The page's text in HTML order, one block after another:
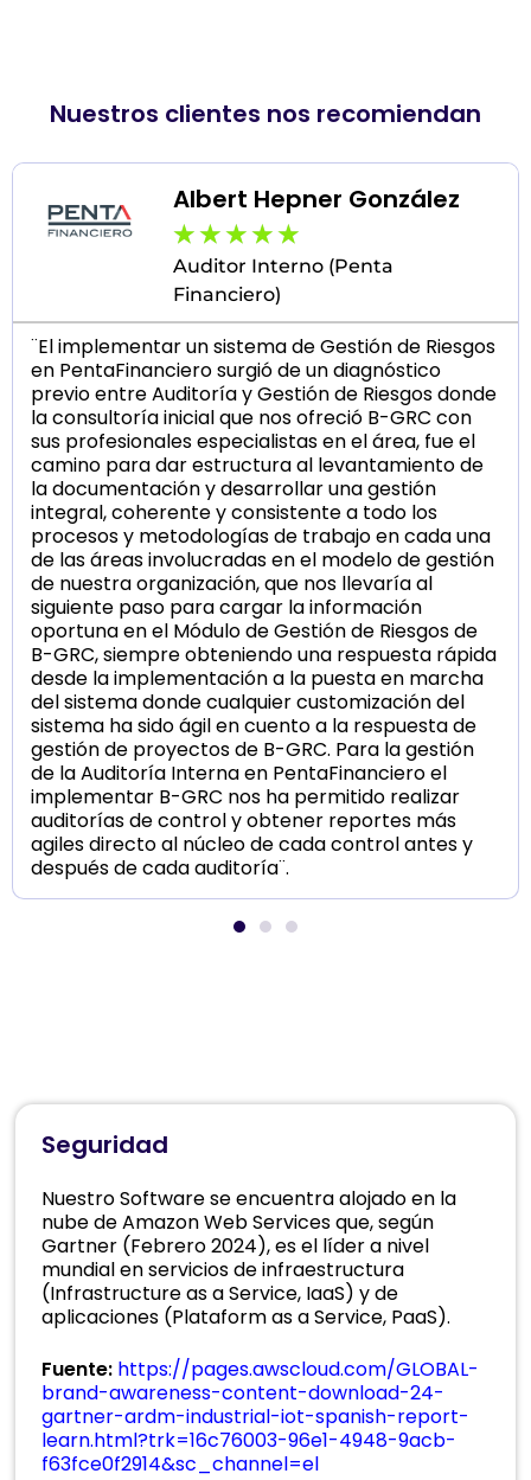
Nuestros clientes nos recomiendan
Albert Hepner González
★★★★★
Auditor Interno (Penta
Financiero)
¨El implementar un sistema de Gestión de Riesgos
en PentaFinanciero surgió de un diagnóstico
previo entre Auditoría y Gestión de Riesgos donde
la consultoría inicial que nos ofreció B-GRC con
sus profesionales especialistas en el área, fue el
camino para dar estructura al levantamiento de
la documentación y desarrollar una gestión
integral, coherente y consistente a todo los
procesos y metodologías de trabajo en cada una
de las áreas involucradas en el modelo de gestión
de nuestra organización, que nos llevaría al
siguiente paso para cargar la información
oportuna en el Módulo de Gestión de Riesgos de
B-GRC, siempre obteniendo una respuesta rápida
desde la implementación a la puesta en marcha
del sistema donde cualquier customización del
sistema ha sido ágil en cuento a la respuesta de
gestión de proyectos de B-GRC. Para la gestión
de la Auditoría Interna en PentaFinanciero el
implementar B-GRC nos ha permitido realizar
auditorías de control y obtener reportes más
agiles directo al núcleo de cada control antes y
después de cada auditoría¨.
Seguridad
Nuestro Software se encuentra alojado en la
nube de Amazon Web Services que, según
Gartner (Febrero 2024), es el líder a nivel
mundial en servicios de infraestructura
(Infrastructure as a Service, IaaS) y de
aplicaciones (Plataform as a Service, PaaS).
Fuente: https://pages.awscloud.com/GLOBAL-
brand-awareness-content-download-24-
gartner-ardm-industrial-iot-spanish-report-
learn.html?trk=16c76003-96e1-4948-9acb-
f63fce0f2914&sc_channel=el